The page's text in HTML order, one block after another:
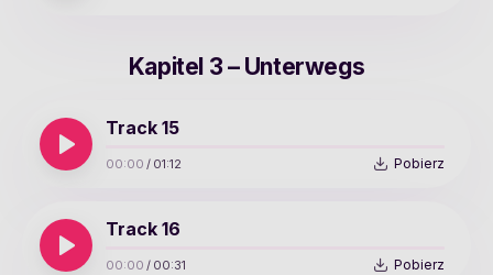
Kapitel 3 – Unterwegs
Track 15
00:00 / 01:12 Pobierz
Track 16
00:00 / 00:31 Pobierz